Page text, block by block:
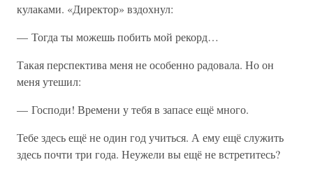
кулаками. «Директор» вздохнул:
— Тогда ты можешь побить мой рекорд…
Такая перспектива меня не особенно радовала. Но он
меня утешил:
— Господи! Времени у тебя в запасе ещё много.
Тебе здесь ещё не один год учиться. А ему ещё служить
здесь почти три года. Неужели вы ещё не встретитесь?